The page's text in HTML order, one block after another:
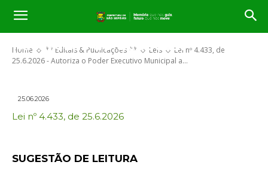
Home ** Editais & Publicações ** Leis
Lei nº 4.433, de
25.6.2026 - Autoriza o Poder Executivo Municipal a...
adicional especial no orçamento
vigente, com inclusão de novas
naturezas de despesa.
25.06.2026
Lei nº 4.433, de 25.6.2026
SUGESTÃO DE LEITURA